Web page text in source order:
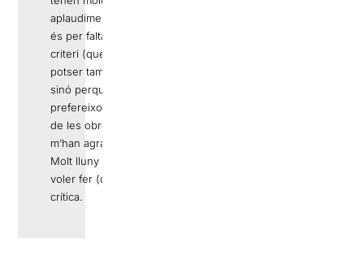
aplaudiments no
és per falta de
criteri (que
potser també),
sinó perquè
prefereixo parlar
de les obres que
m’han agradat.
Molt lluny de
voler fer (o ser)
crítica.